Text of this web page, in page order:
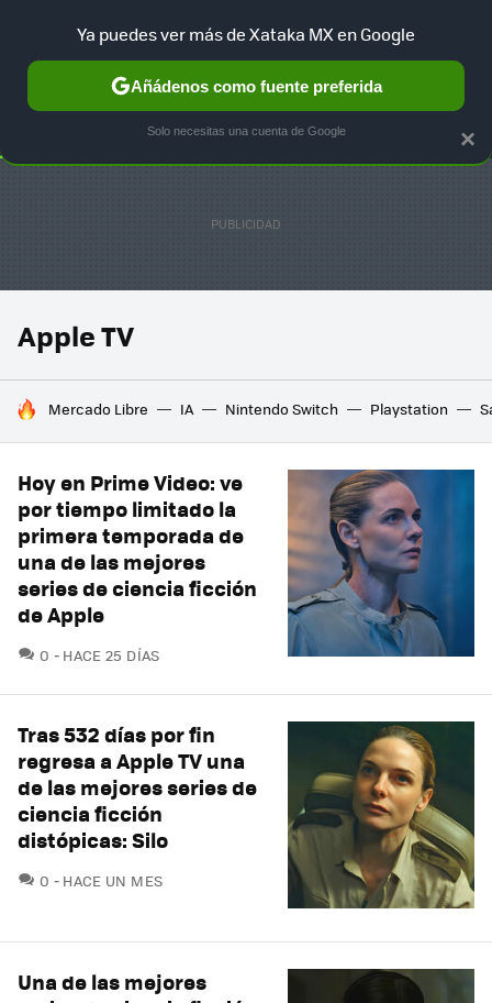
SELECCIÓN GAMING HOME AUTO TERRITORIO
Apple TV
HOY SE HABLA DE
Mercado Libre IA Nintendo Switch Playstation
Hoy en Prime Video: ve
por tiempo limitado la
primera temporada de
una de las mejores
series de ciencia ficción
de Apple
0 COMENTARIOS
HACE 25 DÍAS
Tras 532 días por fin
regresa a Apple TV una
de las mejores series de
ciencia ficción
distópicas: Silo
0 COMENTARIOS
HACE UN MES
Una de las mejores
×
Ya puedes ver más de Xataka MX en Google
Añádenos como fuente preferida
Solo necesitas una cuenta de Google